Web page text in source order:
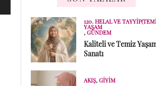
120. HELAL VE
YAŞAM
, GÜNDEM
Kaliteli ve Temiz
Sanatı
AKIŞ, GIYIM